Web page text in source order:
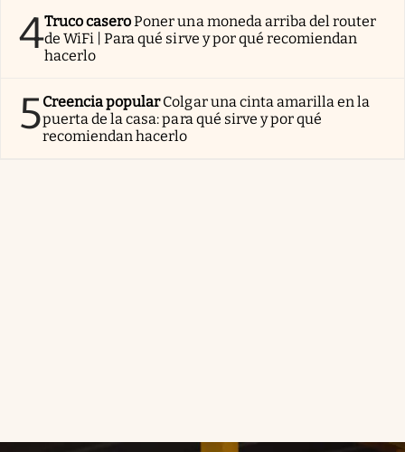
4Truco caseroPoner una moneda arriba del router
de WiFi | Para qué sirve y por qué recomiendan
hacerlo
5Creencia popularColgar una cinta amarilla en la
puerta de la casa: para qué sirve y por qué
recomiendan hacerlo